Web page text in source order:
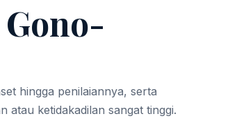
hingga penilaiannya, serta
ketidakadilan sangat tinggi.